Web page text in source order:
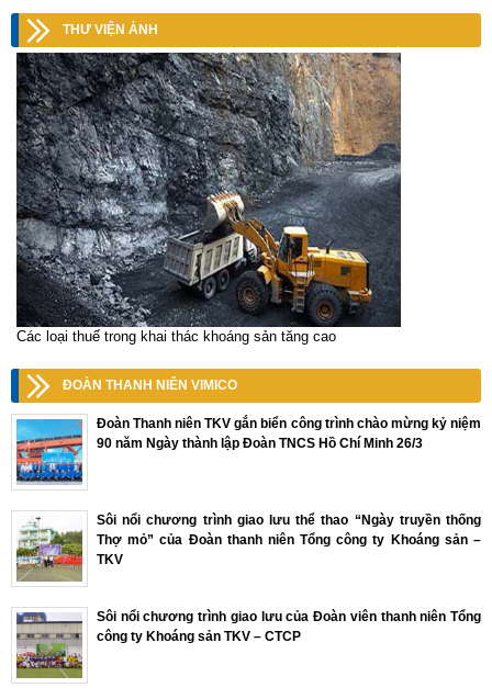
THƯ VIỆN ẢNH
Các loại thuế trong khai thác khoáng sản tăng cao
ĐOÀN THANH NIÊN VIMICO
Đoàn Thanh niên TKV gắn biển công trình chào mừng kỷ niệm
90 năm Ngày thành lập Đoàn TNCS Hồ Chí Minh 26/3
Sôi nổi chương trình giao lưu thể thao “Ngày truyền thống
Thợ mỏ” của Đoàn thanh niên Tổng công ty Khoáng sản –
TKV
Sôi nổi chương trình giao lưu của Đoàn viên thanh niên Tổng
công ty Khoáng sản TKV – CTCP